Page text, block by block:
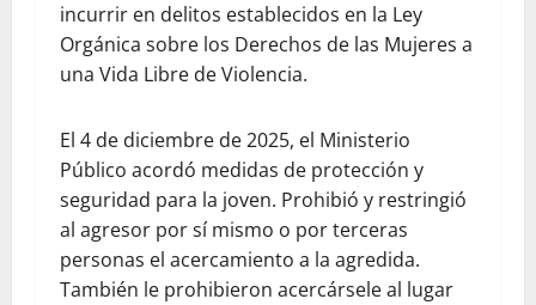
incurrir en delitos establecidos en la Ley
Orgánica sobre los Derechos de las Mujeres a
una Vida Libre de Violencia.
El 4 de diciembre de 2025, el Ministerio
Público acordó medidas de protección y
seguridad para la joven. Prohibió y restringió
al agresor por sí mismo o por terceras
personas el acercamiento a la agredida.
También le prohibieron acercársele al lugar